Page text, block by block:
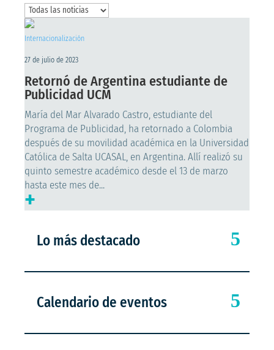
Internacionalización
27 de julio de 2023
Retornó de Argentina estudiante de
Publicidad UCM
María del Mar Alvarado Castro, estudiante del
Programa de Publicidad, ha retornado a Colombia
después de su movilidad académica en la Universidad
Católica de Salta UCASAL, en Argentina. Allí realizó su
quinto semestre académico desde el 13 de marzo
hasta este mes de...
+
Lo más destacado
Calendario de eventos